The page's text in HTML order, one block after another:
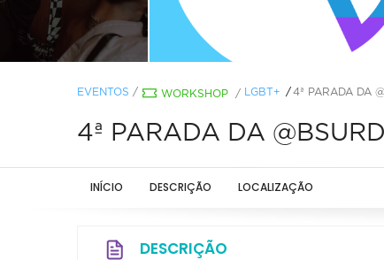
EVENTOS / WORKSHOP / LGBT+ 4ª PARADA DA
4ª PARADA DA
INÍCIO DESCRIÇÃO LOCALIZAÇÃO
DESCRIÇÃO